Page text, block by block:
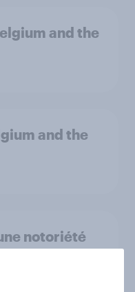
and the
and the
notoriété
timide en